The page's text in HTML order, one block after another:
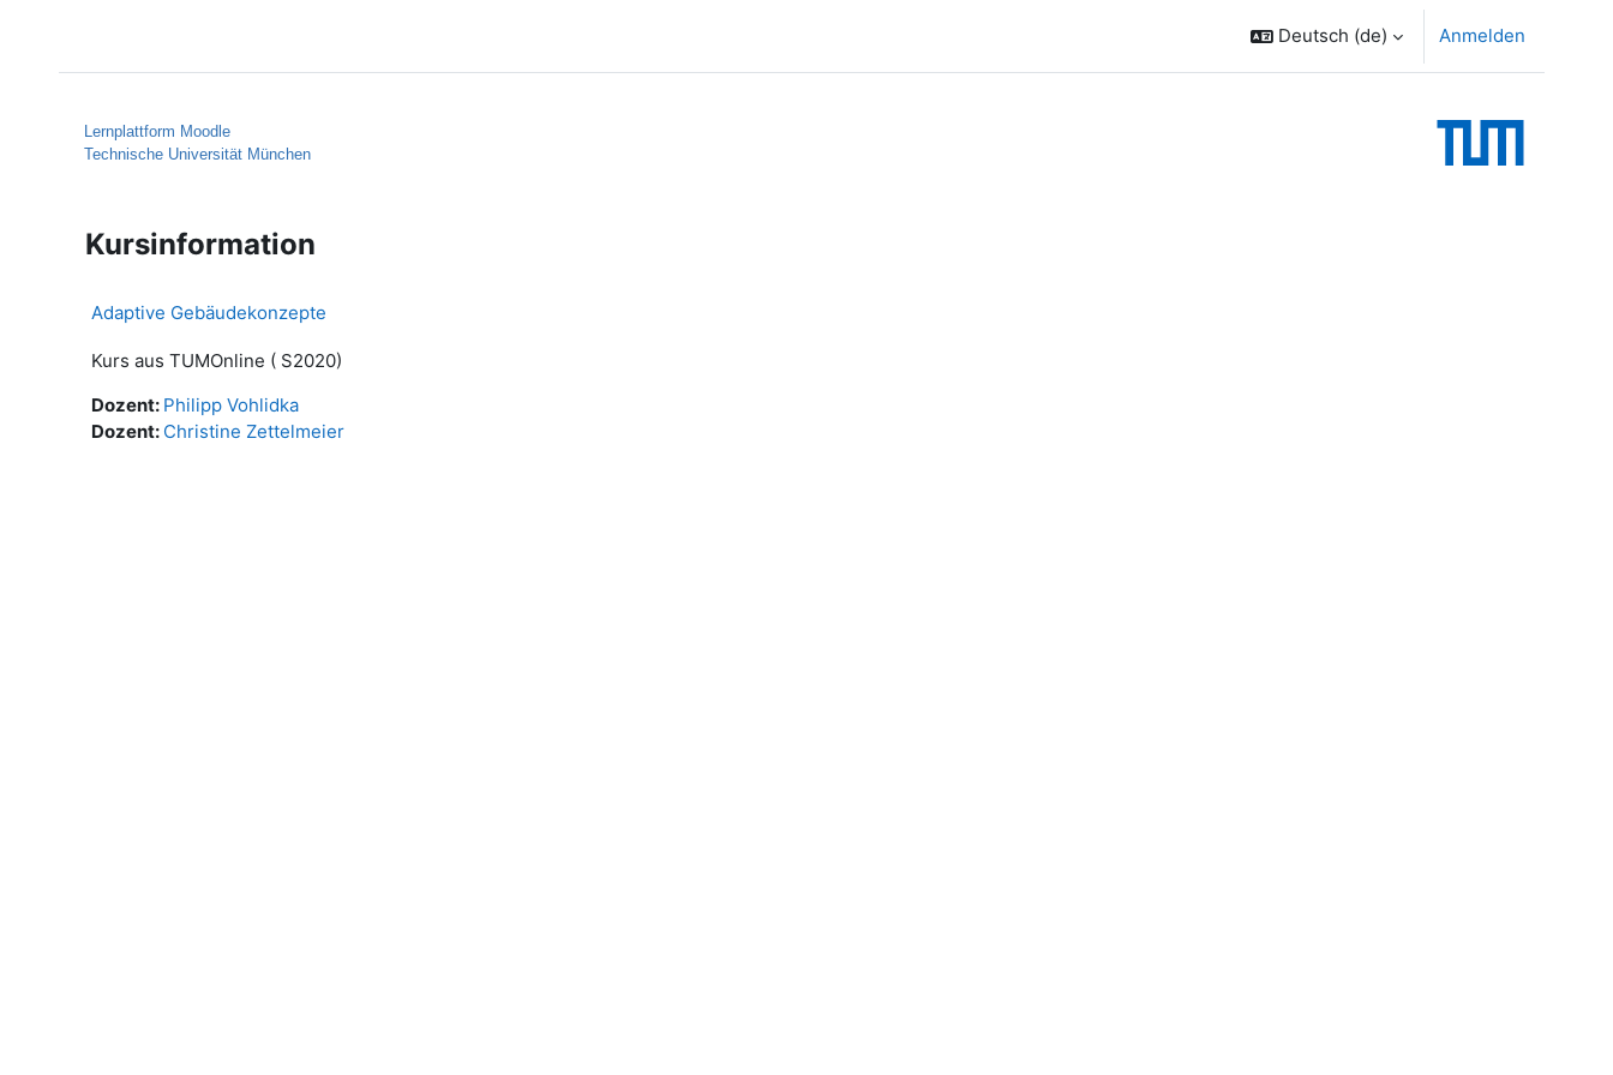
Deutsch ‎(de)‎ Anmelden
Lernplattform Moodle
Technische Universität München
Kursinformation
Adaptive Gebäudekonzepte
Kurs aus TUMOnline ( S2020)
Dozent: Philipp Vohlidka
Dozent: Christine Zettelmeier